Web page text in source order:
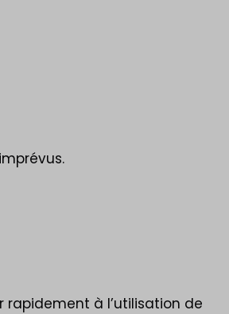
rapidement à l’utilisation de